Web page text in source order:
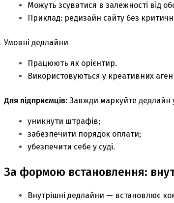
Можуть зсуватися в залежності від
Приклад: редизайн сайту без
Умовні дедлайни
Працюють як орієнтир.
Використовуються у креативних
Для підприємців: Завжди маркуйте дедлайн
уникнути штрафів;
забезпечити порядок оплати;
убезпечити себе у суді.
За формою встановлення:
Внутрішні дедлайни — встановлює